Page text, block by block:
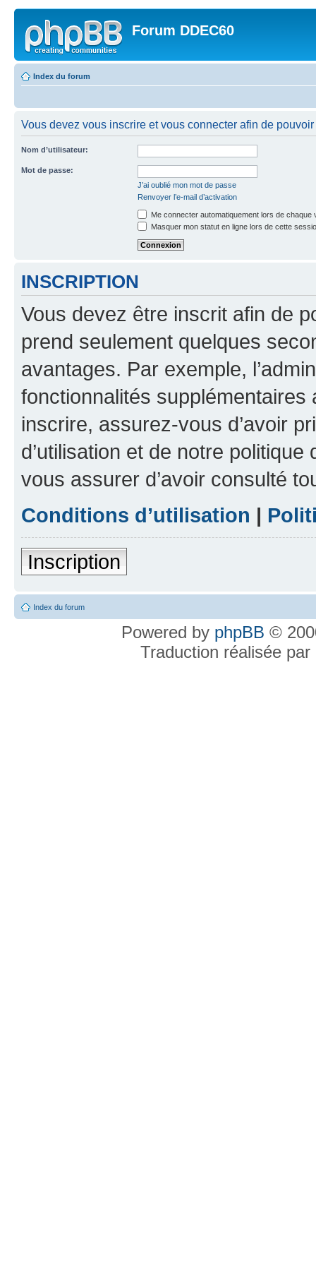
Forum DDEC60
Index du forum
Vous devez vous inscrire et vous connecter afin de
Nom d’utilisateur:
Mot de passe:
J’ai oublié mon mot de passe
Renvoyer l’e-mail d’activation
Me connecter automatiquement lors de chaque
Masquer mon statut en ligne lors de cette
INSCRIPTION
Vous devez être inscrit afin de
prend seulement quelques
avantages. Par exemple,
fonctionnalités
inscrire, assurez-vous d’avoir
d’utilisation et de notre
vous assurer d’avoir consulté
Conditions d’utilisation |
Inscription
Index du forum
Powered by phpBB ©
Traduction réalisée par